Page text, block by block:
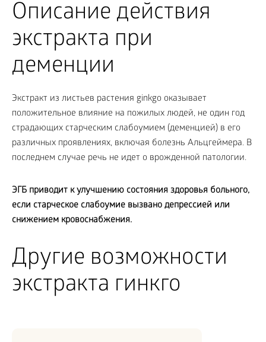
Описание действия
экстракта при
деменции
Экстракт из листьев растения ginkgo оказывает
положительное влияние на пожилых людей, не один год
страдающих старческим слабоумием (деменцией) в его
различных проявлениях, включая болезнь Альцгеймера. В
последнем случае речь не идет о врожденной патологии.
ЭГБ приводит к улучшению состояния здоровья больного,
если старческое слабоумие вызвано депрессией или
снижением кровоснабжения.
Другие возможности
экстракта гинкго